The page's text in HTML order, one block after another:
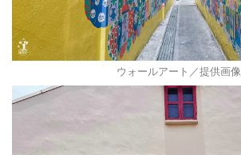
ウォールアート／提供画像